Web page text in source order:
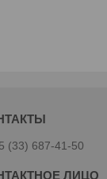
(33) 687-41-50